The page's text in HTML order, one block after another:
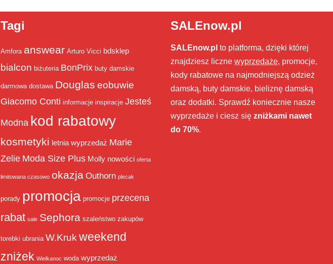
Tagi
Amfora answear Arturo Vicci bdsklep
bialcon biżuteria BonPrix buty damskie
darmowa dostawa Douglas eobuwie
Giacomo Conti informacje inspiracje Jesteś
Modna kod rabatowy
kosmetyki letnia wyprzedaż Marie
Zelie Moda Size Plus Molly nowości oferta
limitowana czasowo okazja Outhorn plecak
porady promocja promocje przecena
rabat sale Sephora szaleństwo zakupów
torebki ubrania W.Kruk weekend
zniżek Wielkanoc woda wyprzedaż
SALEnow.pl
SALEnow.pl to platforma, dzięki której
znajdziesz liczne wyprzedaże, promocje,
kody rabatowe na najmodniejszą odzież
damską, buty damskie, bieliznę damską
oraz dodatki. Sprawdź koniecznie nasze
wyprzedaże i ciesz się zniżkami nawet
do 70%.